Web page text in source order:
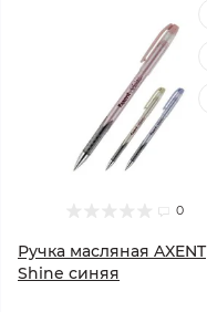
0
Ручка масляная AXENT
Shine синяя